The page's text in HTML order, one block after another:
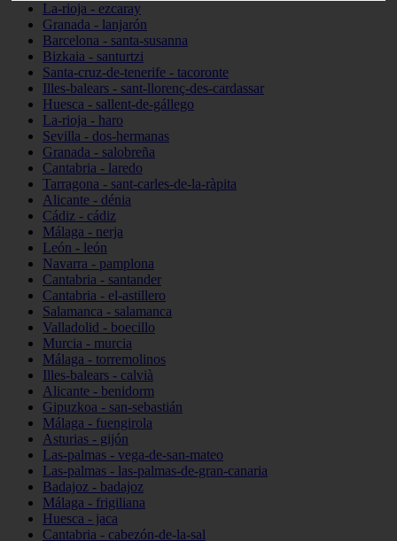
La-rioja - ezcaray
Granada - lanjarón
Barcelona - santa-susanna
Bizkaia - santurtzi
Santa-cruz-de-tenerife - tacoronte
Illes-balears - sant-llorenç-des-cardassar
Huesca - sallent-de-gállego
La-rioja - haro
Sevilla - dos-hermanas
Granada - salobreña
Cantabria - laredo
Tarragona - sant-carles-de-la-ràpita
Alicante - dénia
Cádiz - cádiz
Málaga - nerja
León - león
Navarra - pamplona
Cantabria - santander
Cantabria - el-astillero
Salamanca - salamanca
Valladolid - boecillo
Murcia - murcia
Málaga - torremolinos
Illes-balears - calvià
Alicante - benidorm
Gipuzkoa - san-sebastián
Málaga - fuengirola
Asturias - gijón
Las-palmas - vega-de-san-mateo
Las-palmas - las-palmas-de-gran-canaria
Badajoz - badajoz
Málaga - frigiliana
Huesca - jaca
Cantabria - cabezón-de-la-sal